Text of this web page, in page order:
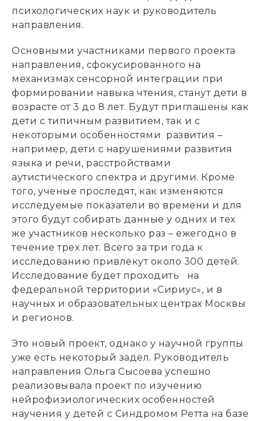
психологических наук и руководитель
направления.
Основными участниками первого проекта
направления, сфокусированного на
механизмах сенсорной интеграции при
формировании навыка чтения, станут дети в
возрасте от 3 до 8 лет. Будут приглашены как
дети с типичным развитием, так и с
некоторыми особенностями развития –
например, дети с нарушениями развития
языка и речи, расстройствами
аутистического спектра и другими. Кроме
того, ученые проследят, как изменяются
исследуемые показатели во времени и для
этого будут собирать данные у одних и тех
же участников несколько раз – ежегодно в
течение трех лет. Всего за три года к
исследованию привлекут около 300 детей.
Исследование будет проходить на
федеральной территории «Сириус», и в
научных и образовательных центрах Москвы
и регионов.
Это новый проект, однако у научной группы
уже есть некоторый задел. Руководитель
направления Ольга Сысоева успешно
реализовывала проект по изучению
нейрофизиологических особенностей
научения у детей с Синдромом Ретта на базе